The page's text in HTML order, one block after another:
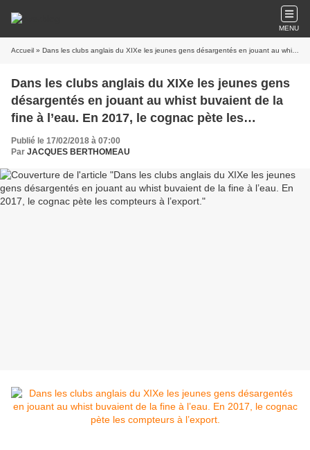
MENU
Accueil » Dans les clubs anglais du XIXe les jeunes gens désargentés en jouant au whist buvaient de la fine à l’eau. En 2017, le cognac pète les compteurs à l’export.
Dans les clubs anglais du XIXe les jeunes gens
désargentés en jouant au whist buvaient de la
fine à l’eau. En 2017, le cognac pète les
compteurs à l’export.
Publié le 17/02/2018 à 07:00
Par JACQUES BERTHOMEAU